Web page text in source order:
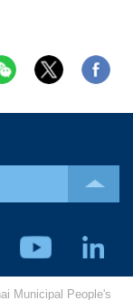
Municipal People's